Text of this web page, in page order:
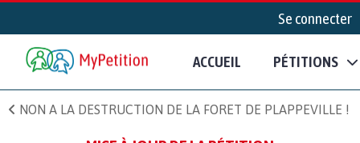
Se connecter
ACCUEIL PÉTITIONS
NON A LA DESTRUCTION DE LA FORET DE PLAPPEVILLE !